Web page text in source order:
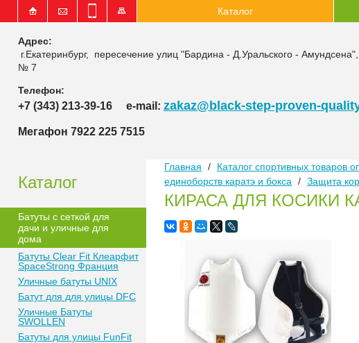
Каталог
Адрес:
г.Екатеринбург, пересечение улиц "Бардина - Д.Уральского -
№ 7
Телефон:
+7 (343) 213-39-16 e-mail: zakaz@black-step-proven-
Мегафон 7922 225 7515
Каталог
Батуты с сеткой для
дачи и уличные для
дома
Батуты Clear Fit Клеарфит
SpaceStrong Франция
Уличные батуты UNIX
Батут для для улицы DFC
Уличные Батуты
SWOLLEN
Батуты для улицы FunFit
Главная / Каталог спортивных товаров
единоборств каратэ и бокса
/ Защита
КИРАСА ДЛЯ КОСИКИ